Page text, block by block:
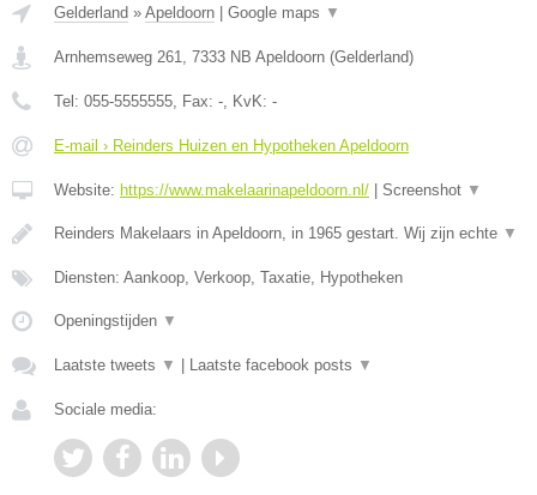
Gelderland » Apeldoorn Google maps ▼
Arnhemseweg 261, 7333 NB Apeldoorn (Gelderland)
Tel: 055-5555555, Fax: -, KvK: -
E-mail › Reinders Huizen en Hypotheken Apeldoorn
Website: https://www.makelaarinapeldoorn.nl/ Screenshot ▼
Reinders Makelaars in Apeldoorn, in 1965 gestart. Wij zijn echte ▼
Diensten: Aankoop, Verkoop, Taxatie, Hypotheken
Openingstijden ▼
Laatste tweets ▼ Laatste facebook posts ▼
Sociale media: